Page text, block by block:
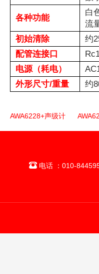
各种功能
白
流
初始清除
约
配管连接口
电源（耗电）
外形尺寸/重量
约
AWA6228+声级计
电话 ：010-